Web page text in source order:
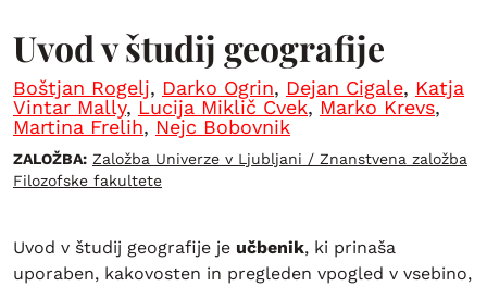
Uvod v študij geografije
Boštjan Rogelj, Darko Ogrin, Dejan Cigale, Katja
Vintar Mally, Lucija Miklič Cvek, Marko Krevs,
Martina Frelih, Nejc Bobovnik
ZALOŽBA: Založba Univerze v Ljubljani / Znanstvena založba
Filozofske fakultete
Uvod v študij geografije je učbenik, ki prinaša
uporaben, kakovosten in pregleden vpogled v vsebino,